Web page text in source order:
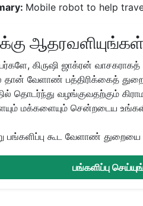
Mobile robot to help
கிருஷி ஜாக்ரன்
வேளாண் பத்திரிக்கைத் துறை
தொடர்ந்து வழங்குவதற்கும்
மக்களையும் சென்றடைய
பங்களிப்பு கூட வேளாண் துறையை
பங்களிப்பு